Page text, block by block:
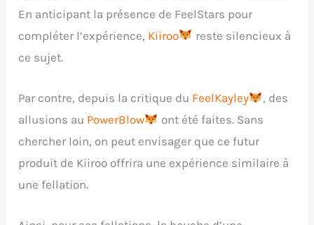
En anticipant la présence de FeelStars pour
compléter l’expérience, Kiiroo
reste silencieux à
ce sujet.
Par contre, depuis la critique du FeelKayley
, des
allusions au PowerBlow
ont été faites. Sans
chercher loin, on peut envisager que ce futur
produit de Kiiroo offrira une expérience similaire à
une fellation.